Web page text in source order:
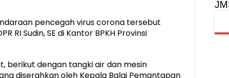
pencegah virus corona tersebut
RI Sudin, SE di Kantor BPKH Provinsi
berikut dengan tangki air dan mesin
diserahkan oleh Kepala Balai Pemantapan